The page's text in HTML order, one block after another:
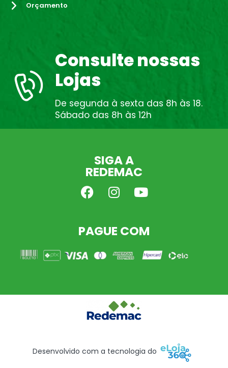
Orçamento
Consulte nossas
Lojas
De segunda à sexta das 8h às 18.
Sábado das 8h às 12h
SIGA A
REDEMAC
PAGUE COM
Desenvolvido com a tecnologia do